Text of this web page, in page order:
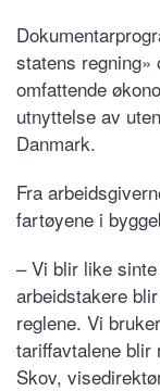
statens
omfattende
utnyttelse av
Danmark.
Fra
fartøyene i
– Vi blir like
arbeidstakere
reglene. Vi
tariffavtalene blir
Skov,